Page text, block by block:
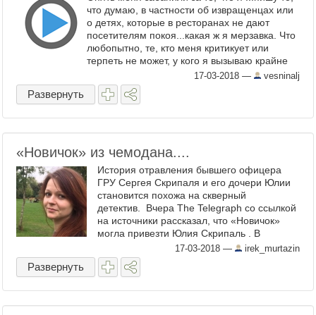
что думаю, в частности об извращенцах или
о детях, которые в ресторанах не дают
посетителям покоя...какая ж я мерзавка. Что
любопытно, те, кто меня критикует или
терпеть не может, у кого я вызываю крайне
отрицательные эмоции, вот только ...
17-03-2018 — vesninalj
Развернуть
«Новичок» из чемодана....
История отравления бывшего офицера
ГРУ Сергея Скрипаля и его дочери Юлии
становится похожа на скверный
детектив. Вчера The Telegraph со ссылкой
на источники рассказал, что «Новичок»
могла привезти Юлия Скрипаль . В
чемодане. Из Москвы. Гражданка России
Юлия Скрипаль. ...
17-03-2018 — irek_murtazin
Развернуть